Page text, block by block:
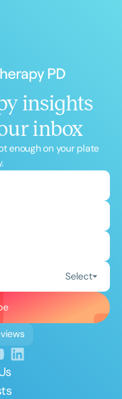
insights
inbox
enough on your plate
Select